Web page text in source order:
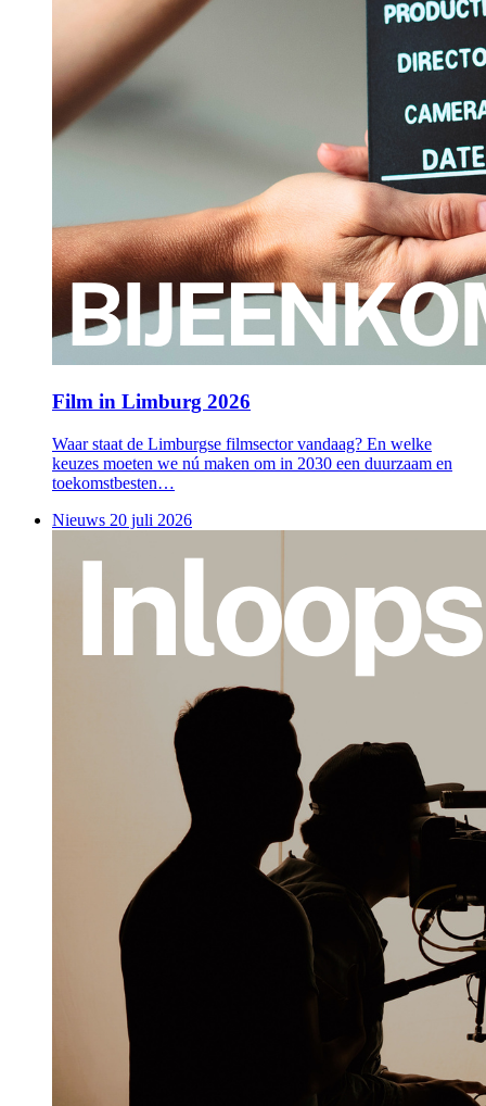
Film in Limburg 2026
Waar staat de Limburgse filmsector vandaag? En welke
keuzes moeten we nú maken om in 2030 een duurzaam en
toekomstbesten…
Nieuws 20 juli 2026